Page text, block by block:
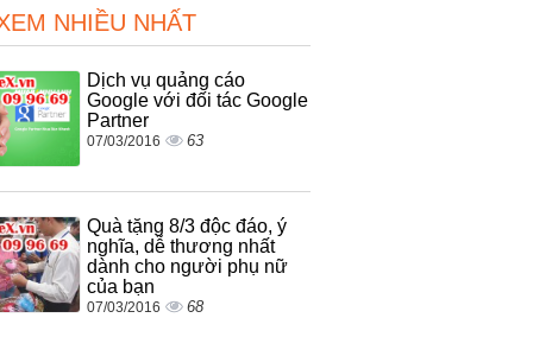
NHIỀU NHẤT
Dịch vụ quảng cáo
Google với đối tác Google
Partner
07/03/2016 63
Quà tặng 8/3 độc đáo, ý
nghĩa, dễ thương nhất
dành cho người phụ nữ
của bạn
07/03/2016 68